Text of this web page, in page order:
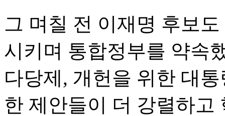
그 며칠 전 이재명 후보
시키며 통합정부를 약속
다당제, 개헌을 위한 대
한 제안들이 더 강렬하고